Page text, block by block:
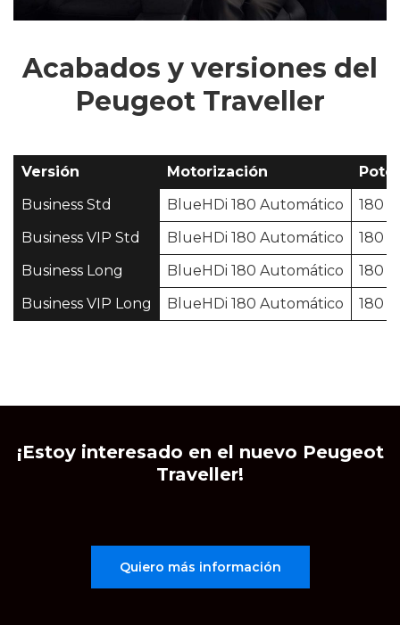
Acabados y versiones del
Peugeot Traveller
Versión Motorización
Business Std
BlueHDi 180 Automático
180
Business VIP Std
BlueHDi 180 Automático
180
Business Long
BlueHDi 180 Automático
180
Business VIP Long
BlueHDi 180 Automático 180
¡Estoy interesado en el nuevo Peugeot
Traveller!
Quiero más información